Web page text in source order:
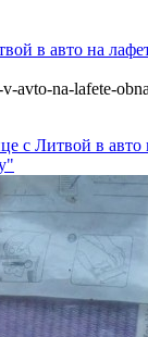
в авто на
avto-na-lafete-
с Литвой в авто